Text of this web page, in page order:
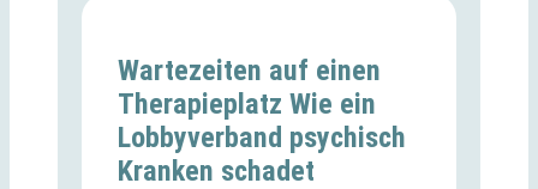
Wartezeiten auf einen
Therapieplatz Wie ein
Lobbyverband psychisch
Kranken schadet